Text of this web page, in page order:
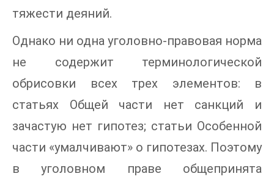
тяжести деяний.
Однако ни одна уголовно-правовая норма
не содержит терминологической
обрисовки всех трех элементов: в
статьях Общей части нет санкций и
зачастую нет гипотез; статьи Особенной
части «умалчивают» о гипотезах. Поэтому
в уголовном праве общепринята